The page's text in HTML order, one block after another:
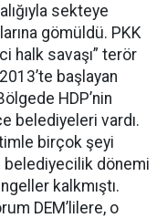
sekteye
gömüldü. PKK
halk savaşı” terör
başlayan
HDP’nin
belediyeleri vardı.
birçok şeyi
belediyecilik dönemi
kalkmıştı.
DEM’lilere, o